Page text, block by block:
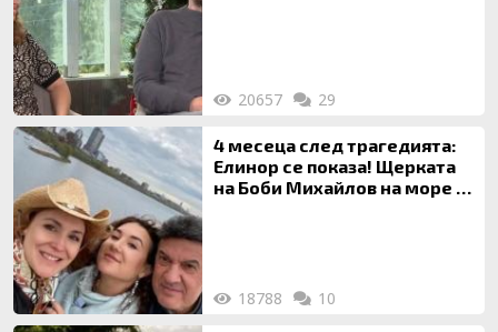
20657 29
4 месеца след трагедията:
Елинор се показа! Щерката
на Боби Михайлов на море с
18788 10